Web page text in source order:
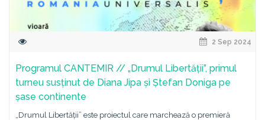
2 Sep 2024
Programul CANTEMIR // „Drumul Libertății”, primul
turneu susținut de Diana Jipa și Ștefan Doniga pe
șase continente
„Drumul Libertății” este proiectul care marchează o premieră